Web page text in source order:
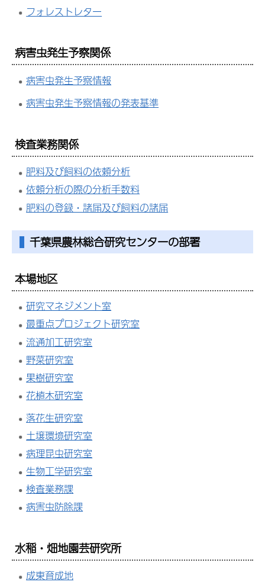
フォレストレター
病害虫発生予察関係
病害虫発生予察情報
病害虫発生予察情報の発表基準
検査業務関係
肥料及び飼料の依頼分析
依頼分析の際の分析手数料
肥料の登録・諸届及び飼料の諸届
千葉県農林総合研究センターの部署
本場地区
研究マネジメント室
最重点プロジェクト研究室
流通加工研究室
野菜研究室
果樹研究室
花植木研究室
落花生研究室
土壌環境研究室
病理昆虫研究室
生物工学研究室
検査業務課
病害虫防除課
水稲・畑地園芸研究所
成東育成地